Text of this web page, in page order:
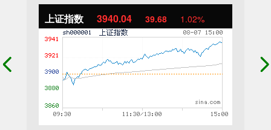
上证指数 3940.04 39.68 1.02%